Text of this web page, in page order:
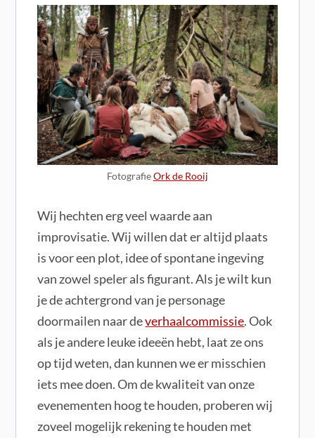
FotografieOrk de Rooij
Wij hechten erg veel waarde aan
improvisatie. Wij willen dat er altijd plaats
is voor een plot, idee of spontane ingeving
van zowel speler als figurant. Als je wilt kun
je de achtergrond van je personage
doormailen naar deverhaalcommissie. Ook
als je andere leuke ideeën hebt, laat ze ons
op tijd weten, dan kunnen we er misschien
iets mee doen. Om de kwaliteit van onze
evenementen hoog te houden, proberen wij
zoveel mogelijk rekening te houden met